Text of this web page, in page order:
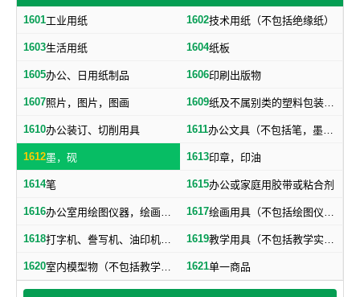
1601工业用纸 1602技术用纸（不包括绝缘纸）
1603生活用纸 1604纸板
1605办公、日用纸制品 1606印刷出版物
1607照片，图片，图画 1609 纸及不属别类的塑料包装物品
1610办公装订、切削用具 1611 办公文具（不包括笔，墨，印，胶水）
1612墨，砚 1613印章，印油
1614笔 1615办公或家庭用胶带或粘合剂
1616 办公室用绘图仪器，绘画仪器 1617 绘画用具（不包括绘图仪器，笔）
1618 打字机、誊写机、油印机及其附件（包括印刷铅字、印版） 1619 教学用具（不包括教学实验用仪器）
1620 室内模型物（不包括教学用模型标本） 1621单一商品